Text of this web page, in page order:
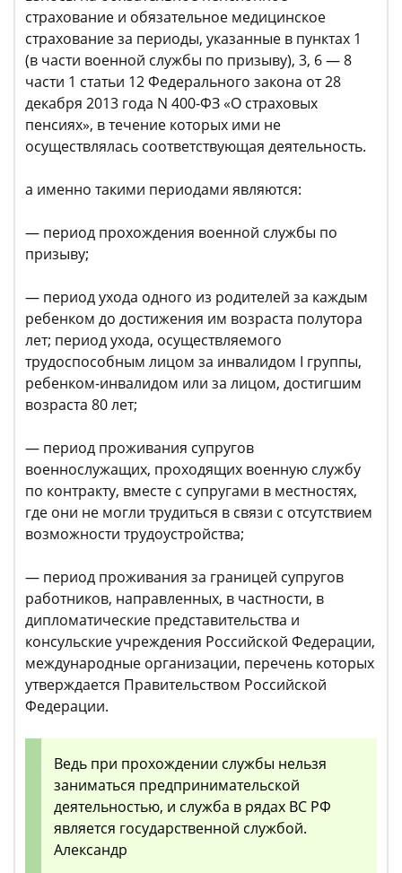
страхование и обязательное медицинское
страхование за периоды, указанные в пунктах 1
(в части военной службы по призыву), 3, 6 — 8
части 1 статьи 12 Федерального закона от 28
декабря 2013 года N 400-ФЗ «О страховых
пенсиях», в течение которых ими не
осуществлялась соответствующая деятельность.
а именно такими периодами являются:
— период прохождения военной службы по
призыву;
— период ухода одного из родителей за каждым
ребенком до достижения им возраста полутора
лет; период ухода, осуществляемого
трудоспособным лицом за инвалидом I группы,
ребенком-инвалидом или за лицом, достигшим
возраста 80 лет;
— период проживания супругов
военнослужащих, проходящих военную службу
по контракту, вместе с супругами в местностях,
где они не могли трудиться в связи с отсутствием
возможности трудоустройства;
— период проживания за границей супругов
работников, направленных, в частности, в
дипломатические представительства и
консульские учреждения Российской Федерации,
международные организации, перечень которых
утверждается Правительством Российской
Федерации.
Ведь при прохождении службы нельзя
заниматься предпринимательской
деятельностью, и служба в рядах ВС РФ
является государственной службой.
Александр